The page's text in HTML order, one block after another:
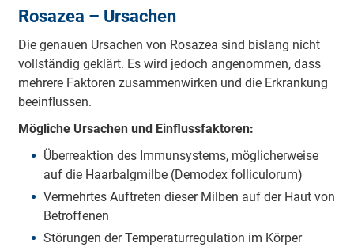
Rosazea – Ursachen
Die genauen Ursachen von Rosazea sind bislang nicht
vollständig geklärt. Es wird jedoch angenommen, dass
mehrere Faktoren zusammenwirken und die Erkrankung
beeinflussen.
Mögliche Ursachen und Einflussfaktoren:
Überreaktion des Immunsystems, möglicherweise
auf die Haarbalgmilbe (Demodex folliculorum)
Vermehrtes Auftreten dieser Milben auf der Haut von
Betroffenen
Störungen der Temperaturregulation im Körper